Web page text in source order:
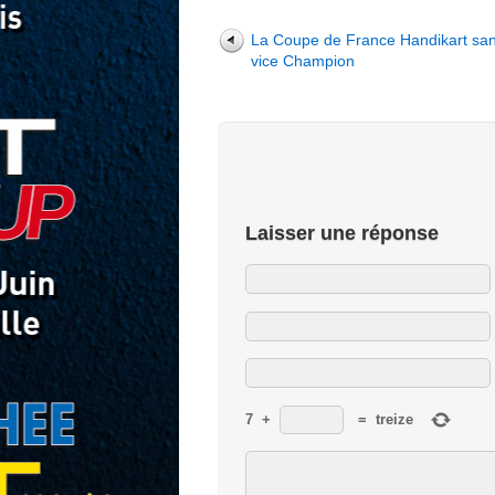
La Coupe de France Handikart
vice Champion
Laisser une réponse
7 + = treize